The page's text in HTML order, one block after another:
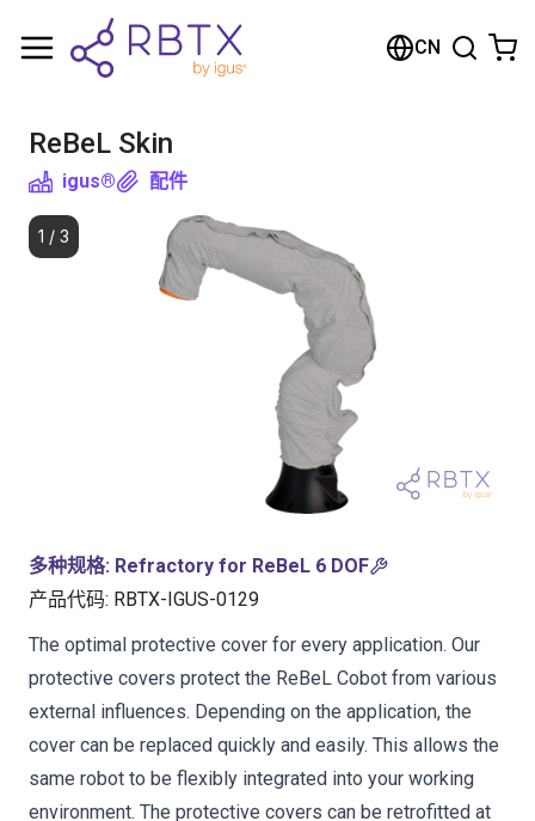
CN
ReBeL Skin
igus® 配件
1 / 3
多种规格: Refractory for ReBeL 6 DOF
产品代码: RBTX-IGUS-0129
The optimal protective cover for every application. Our
protective covers protect the ReBeL Cobot from various
external influences. Depending on the application, the
cover can be replaced quickly and easily. This allows the
same robot to be flexibly integrated into your working
environment. The protective covers can be retrofitted at
购物车